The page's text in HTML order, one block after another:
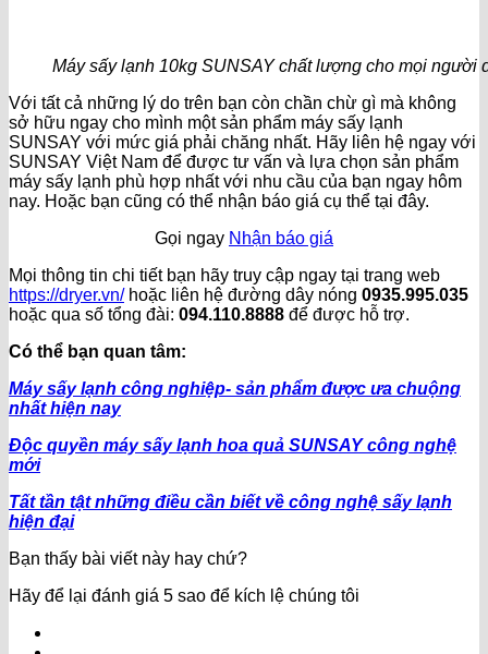
Máy sấy lạnh 10kg SUNSAY chất lượng cho mọi người
Với tất cả những lý do trên bạn còn chần chừ gì mà không
sở hữu ngay cho mình một sản phẩm máy sấy lạnh
SUNSAY với mức giá phải chăng nhất. Hãy liên hệ ngay với
SUNSAY Việt Nam để được tư vấn và lựa chọn sản phẩm
máy sấy lạnh phù hợp nhất với nhu cầu của bạn ngay hôm
nay. Hoặc bạn cũng có thể nhận báo giá cụ thể tại đây.
Gọi ngay Nhận báo giá
Mọi thông tin chi tiết bạn hãy truy cập ngay tại trang web
https://dryer.vn/hoặc liên hệ đường dây nóng 0935.995.035
hoặc qua số tổng đài: 094.110.8888 để được hỗ trợ.
Có thể bạn quan tâm:
Máy sấy lạnh công nghiệp- sản phẩm được ưa chuộng
nhất hiện nay
Độc quyền máy sấy lạnh hoa quả SUNSAY công nghệ
mới
Tất tần tật những điều cần biết về công nghệ sấy lạnh
hiện đại
Bạn thấy bài viết này hay chứ?
Hãy để lại đánh giá 5 sao để kích lệ chúng tôi